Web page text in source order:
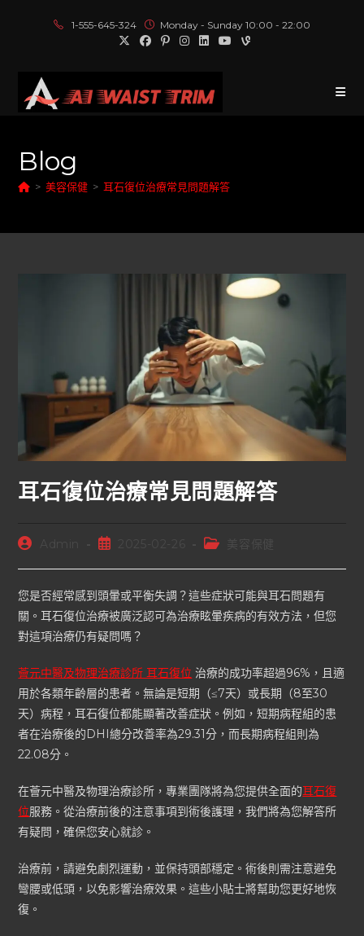
1-555-645-324 Monday - Sunday 10:00 - 22:00
Blog
> 美容保健 > 耳石復位治療常見問題解答
耳石復位治療常見問題解答
Admin
您是否經常感到頭暈或平衡失調？這些症狀可能與耳石問題有
關。耳石復位治療被廣泛認可為治療眩暈疾病的有效方法，但您
對這項治療仍有疑問嗎？
薈元中醫及物理治療診所 耳石復位 治療的成功率超過96%，且適
用於各類年齡層的患者。無論是短期（≤7天）或長期（8至30
天）病程，耳石復位都能顯著改善症狀。例如，短期病程組的患
者在治療後的DHI總分改善率為29.31分，而長期病程組則為
22.08分。
在薈元中醫及物理治療診所，專業團隊將為您提供全面的耳石復
位服務。從治療前後的注意事項到術後護理，我們將為您解答所
有疑問，確保您安心就診。
治療前，請避免劇烈運動，並保持頭部穩定。術後則需注意避免
彎腰或低頭，以免影響治療效果。這些小貼士將幫助您更好地恢
復。